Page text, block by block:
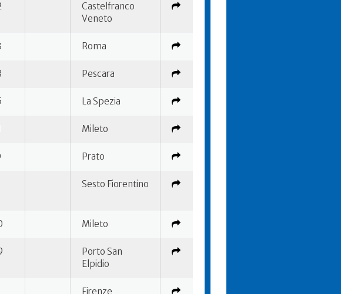
Castelfranco
Veneto
Roma
Pescara
La Spezia
Mileto
Prato
Sesto Fiorentino
Mileto
Porto San
Elpidio
Firenze